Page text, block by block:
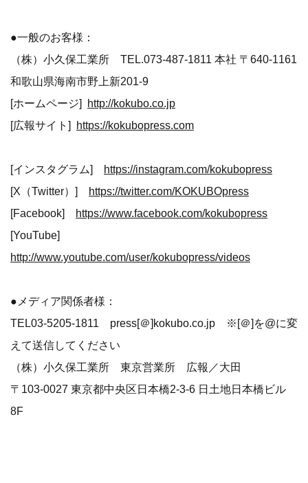
●一般のお客様：
（株）小久保工業所 TEL.073-487-1811 本社 〒640-1161
和歌山県海南市野上新201-9
[ホームページ] http://kokubo.co.jp
[広報サイト] https://kokubopress.com
[インスタグラム] https://instagram.com/kokubopress
[X（Twitter）] https://twitter.com/KOKUBOpress
[Facebook] https://www.facebook.com/kokubopress
[YouTube]
http://www.youtube.com/user/kokubopress/videos
●メディア関係者様：
TEL03-5205-1811 press[＠]kokubo.co.jp ※[＠]を@に変
えて送信してください
（株）小久保工業所 東京営業所 広報／大田
〒103-0027 東京都中央区日本橋2-3-6 日土地日本橋ビル
8F